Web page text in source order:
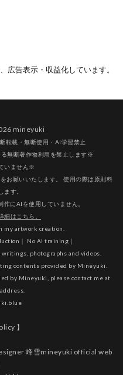
広告表示・収益化しています。
mineyuki
転載・無断使用・AI学習禁止
無断著作物利用を禁止します※
いません※
お願いいたします。 使用の際は原則料
ます。
にAIを使用していません。
細はこちら。
my artwork creation.
｜ No AI training｜
photographs and videos.
contents provided by Mineyuki.
by Mineyuki, please contact me at
】
峰雪mineyuki official web